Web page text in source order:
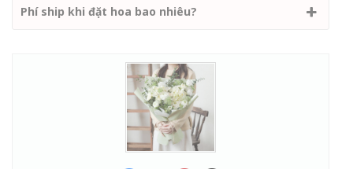
Phí ship khi đặt hoa bao nhiêu?